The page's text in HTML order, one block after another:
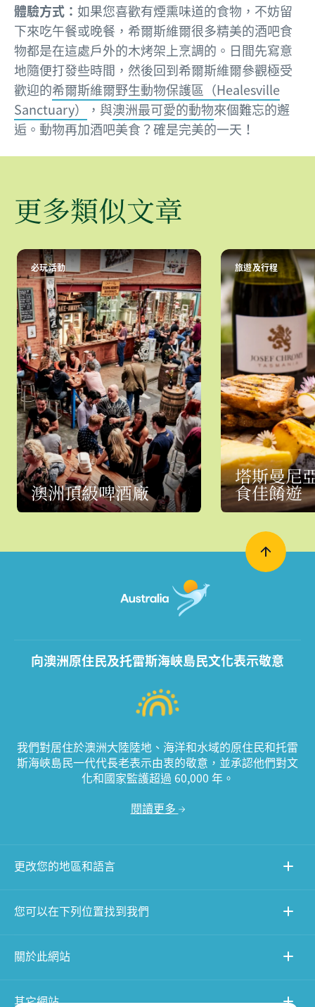
體驗方式： 如果您喜歡有煙熏味道的食物，不妨留
下來吃午餐或晚餐，希爾斯維爾很多精美的酒吧食
物都是在這處戶外的木烤架上烹調的。日間先寫意
地隨便打發些時間，然後回到希爾斯維爾參觀極受
歡迎的希爾斯維爾野生動物保護區（Healesville
Sanctuary）
，與澳洲最可愛的動物來個難忘的邂
逅。動物再加酒吧美食？確是完美的一天！
更多類似文章
必玩活動
澳洲頂級啤酒廠
旅遊及行程
塔斯曼尼
食佳餚遊
向澳洲原住民及托雷斯海峽島民文化表示敬意
我們對居住於澳洲大陸陸地、海洋和水域的原住民和托雷
斯海峽島民一代代長老表示由衷的敬意，並承認他們對文
化和國家監護超過 60,000 年。
閱讀更多
更改您的地區和語言
您可以在下列位置找到我們
關於此網站
其它網站